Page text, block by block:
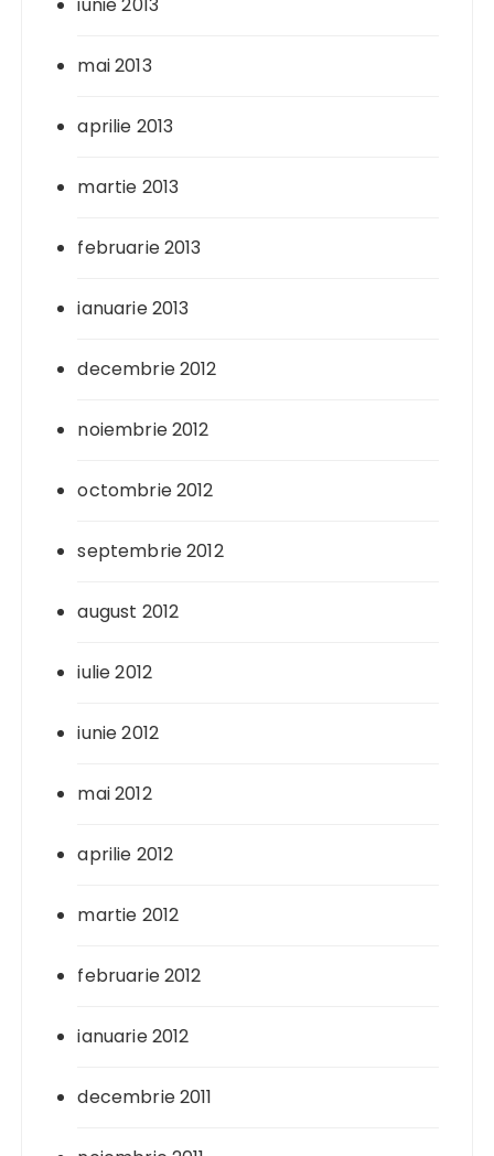
mai 2013
aprilie 2013
martie 2013
februarie 2013
ianuarie 2013
decembrie 2012
noiembrie 2012
octombrie 2012
septembrie 2012
august 2012
iulie 2012
iunie 2012
mai 2012
aprilie 2012
martie 2012
februarie 2012
ianuarie 2012
decembrie 2011